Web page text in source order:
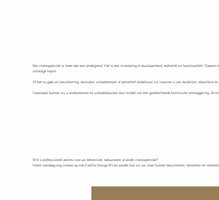
Een vloeroppervlak is meer dan een ondergrond. Het is een investering in duurzaamheid, esthetiek en functionaliteit.
volledige traject.
Of het nu gaat om bescherming, renovatie, schadeherstel of preventief onderhoud: wij voorzien u van duidelijke, objectieve
Daarnaast kunnen wij u ondersteunen bij schadedossiers door middel van een gedetailleerde technische verslaggeving. Zo
Wilt u professioneel advies voor uw betonvloer, natuursteen of ander vloeroppervlak?
Neem vandaag nog contact op met KenDa Design BV en ontdek hoe wij uw vloer kunnen beschermen, herstellen en